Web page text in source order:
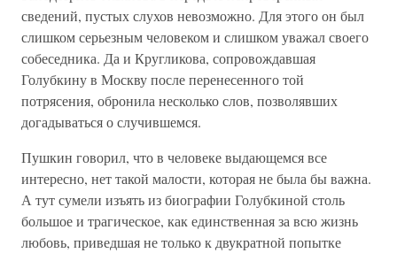
сведений, пустых слухов невозможно. Для этого он был
слишком серьезным человеком и слишком уважал своего
собеседника. Да и Кругликова, сопровождавшая
Голубкину в Москву после перенесенного той
потрясения, обронила несколько слов, позволявших
догадываться о случившемся.
Пушкин говорил, что в человеке выдающемся все
интересно, нет такой малости, которая не была бы важна.
А тут сумели изъять из биографии Голубкиной столь
большое и трагическое, как единственная за всю жизнь
любовь, приведшая не только к двукратной попытке